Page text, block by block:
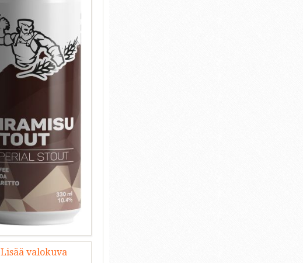
Lisää valokuva